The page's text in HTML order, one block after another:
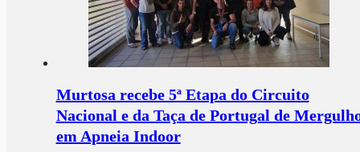
Murtosa recebe 5ª Etapa do Circuito
Nacional e da Taça de Portugal de
em Apneia Indoor